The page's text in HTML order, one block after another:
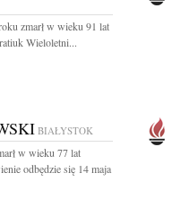
zmarł w wieku 91 lat
Wieloletni...
BIAŁYSTOK
w wieku 77 lat
odbędzie się 14 maja